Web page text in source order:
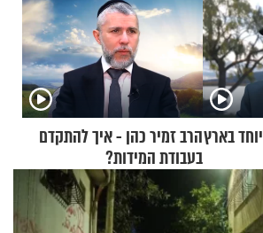
בארץהרב זמיר כהן - איך להתקדם
בעבודת המידות?